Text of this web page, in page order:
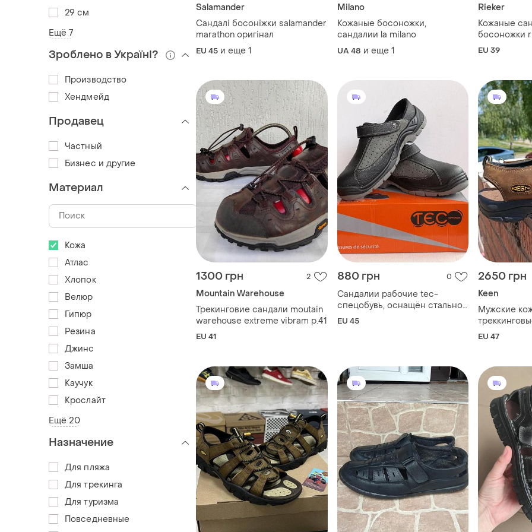
Salamander
Сандалі босоніжки salamander
marathon оригінал
EU 45 и еще 1
Milano
Кожаные босоножки,
сандалии la milano
UA 48 и еще 1
Rieker
Кожаные
босоножки
EU 39
1300 грн 2
Mountain Warehouse
Трекинговие сандали moutain
warehouse extreme vibram р.41
EU 41
880 грн 0
Сандалии рабочие tec-
спецобувь, оснащён стальной
подноском,черно-
EU 45
2650 грн
Keen
Мужские
р. 47 (us 13
EU 47
29 см
Ещё 7
Зроблено в Україні?
Производство
Хендмейд
Продавец
Частный
Бизнес и другие
Материал
Кожа
Атлас
Хлопок
Велюр
Гипюр
Резина
Джинс
Замша
Каучук
Крослайт
Ещё 20
Назначение
Для пляжа
Для трекинга
Для туризма
Повседневные